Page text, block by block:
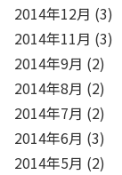
2014年12月 (3)
2014年11月 (3)
2014年9月 (2)
2014年8月 (2)
2014年7月 (2)
2014年6月 (3)
2014年5月 (2)